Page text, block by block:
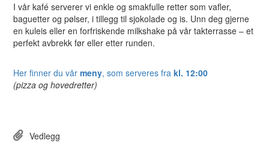
I vår kafé serverer vi enkle og smakfulle retter som vafler,
baguetter og pølser, i tillegg til sjokolade og is. Unn deg gjerne
en kuleis eller en forfriskende milkshake på vår takterrasse – et
perfekt avbrekk før eller etter runden.
Her finner du vårmeny, som serveres frakl. 12:00
(pizza og hovedretter)
Vedlegg